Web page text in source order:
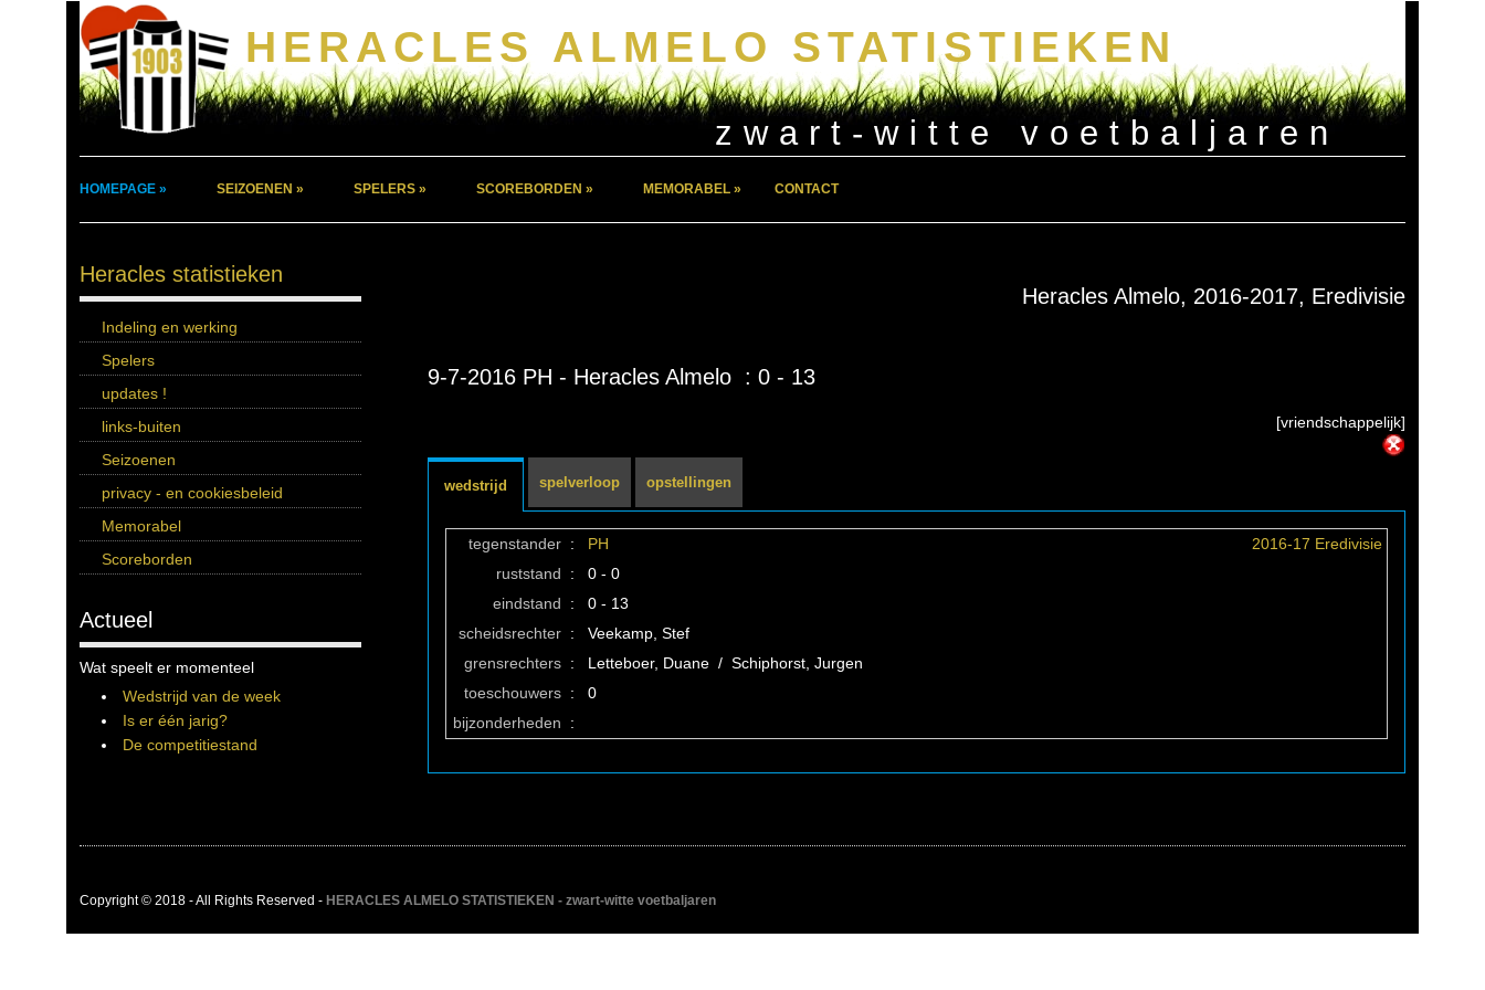
HERACLES ALMELO STATISTIEKEN
zwart-witte voetbaljaren
HOMEPAGE » SEIZOENEN » SPELERS » SCOREBORDEN » MEMORABEL » CONTACT
Heracles statistieken
Indeling en werking
Spelers
updates !
links-buiten
Seizoenen
privacy - en cookiesbeleid
Memorabel
Scoreborden
Actueel
Wat speelt er momenteel
Wedstrijd van de week
Is er één jarig?
De competitiestand
Heracles Almelo, 2016-2017, Eredivisie
9-7-2016 PH - Heracles Almelo : 0 - 13
[vriendschappelijk]
wedstrijd spelverloop opstellingen
tegenstander : PH
2016-17 Eredivisie
ruststand
:
0 - 0
eindstand
:
0 - 13
scheidsrechter :
Veekamp, Stef
grensrechters :
Letteboer, Duane / Schiphorst, Jurgen
toeschouwers :
0
bijzonderheden
:
Copyright © 2018 - All Rights Reserved - HERACLES ALMELO STATISTIEKEN - zwart-witte voetbaljaren